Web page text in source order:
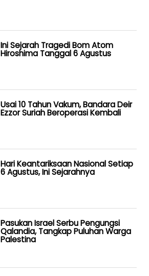
Ini Sejarah Tragedi Bom Atom
Hiroshima Tanggal 6 Agustus
Usai 10 Tahun Vakum, Bandara Deir
Ezzor Suriah Beroperasi Kembali
Hari Keantariksaan Nasional Setiap
6 Agustus, Ini Sejarahnya
Pasukan Israel Serbu Pengungsi
Qalandia, Tangkap Puluhan Warga
Palestina